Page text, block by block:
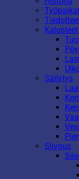
Kalusteet
Säilytys
Siivous